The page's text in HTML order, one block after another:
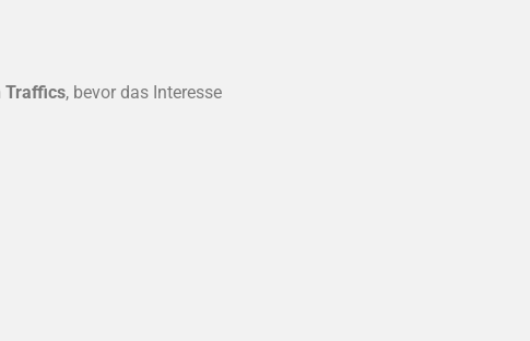
Traffics, bevor das Interesse